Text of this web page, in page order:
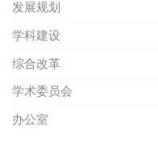
发展规划
学科建设
综合改革
学术委员会
办公室